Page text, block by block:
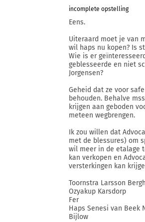
incomplete opstelling
Eens.
Uiteraard moet je van
wil haps nu kopen? Is
Wie is er
geblesseerde en niet
Jorgensen?
Geheid dat ze voor
behouden. Behalve
krijgen aan geboden
meteen wegbrengen.
Ik zou willen dat
met de blessures) om
wil meer in de etalage
kan verkopen en
versterkingen kan
Toornstra Larsson
Ozyakup Karsdorp
Fer
Haps Senesi van Beek
Bijlow